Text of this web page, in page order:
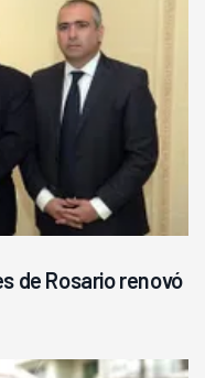
de Rosario renovó